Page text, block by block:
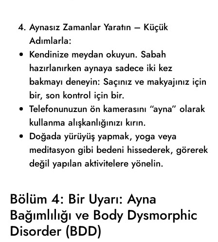
Aynasız Zamanlar Yaratın – Küçük
Adımlarla:
Kendinize meydan okuyun. Sabah
hazırlanırken aynaya sadece iki kez
bakmayı deneyin: Saçınız ve makyajınız için
bir, son kontrol için bir.
Telefonunuzun ön kamerasını “ayna” olarak
kullanma alışkanlığınızı kırın.
Doğada yürüyüş yapmak, yoga veya
meditasyon gibi bedeni hissederek, görerek
değil yapılan aktivitelere yönelin.
Bölüm 4: Bir Uyarı: Ayna
Bağımlılığı ve Body Dysmorphic
Disorder (BDD)